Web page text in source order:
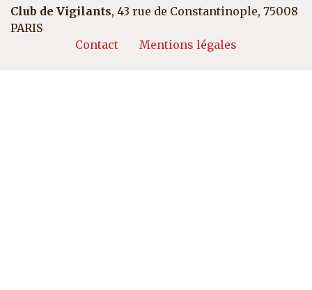
Club de Vigilants, 43 rue de Constantinople, 75008
PARIS
Pied de page
Contact Mentions légales